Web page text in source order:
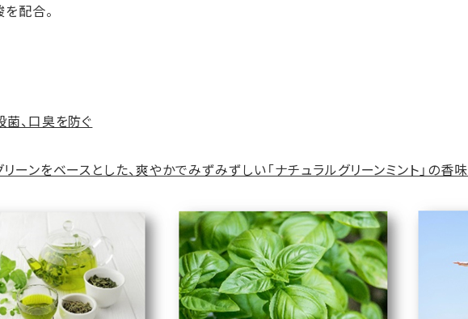
配合。
、口臭を防ぐ
ーンをベースとした、爽やかでみずみずしい「ナチュラルグリーンミント」の香味